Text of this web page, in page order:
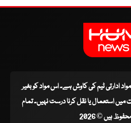
مواد ادارتی ٹیم کی کاوش ہے۔ اس مواد کو بغیر
استعمال یا نقل کرنا درست نہیں۔ تمام
ہیں © 2026